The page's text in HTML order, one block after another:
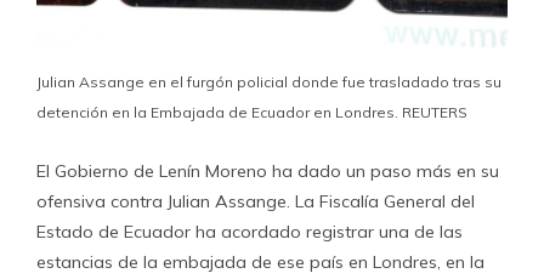
Julian Assange en el furgón policial donde fue trasladado tras su
detención en la Embajada de Ecuador en Londres. REUTERS
El Gobierno de Lenín Moreno ha dado un paso más en su
ofensiva contra Julian Assange. La Fiscalía General del
Estado de Ecuador ha acordado registrar una de las
estancias de la embajada de ese país en Londres, en la